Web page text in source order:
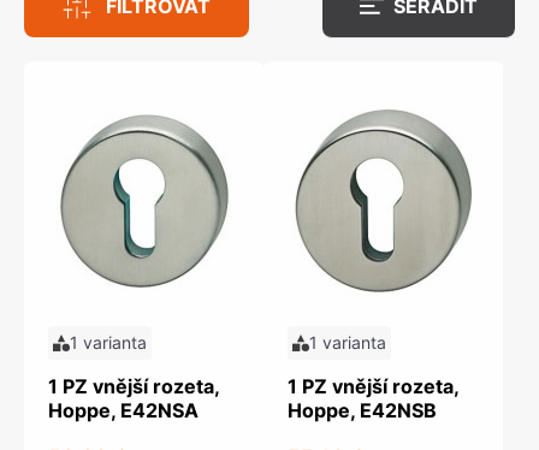
FILTROVAT SEŘADIT
1 varianta
1 PZ vnější rozeta,
Hoppe, E42NSA
1 varianta
1 PZ vnější rozeta,
Hoppe, E42NSB